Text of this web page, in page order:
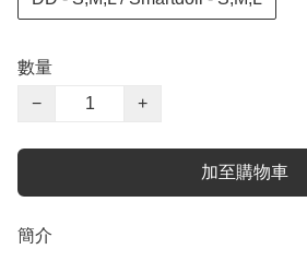
數量
−
+
加至購物車
簡介